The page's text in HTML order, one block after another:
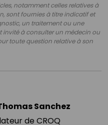
notamment celles relatives à
sont fournies à titre indicatif et
un traitement ou une
invité à consulter un médecin ou
toute question relative à son
Sanchez
de CROQ